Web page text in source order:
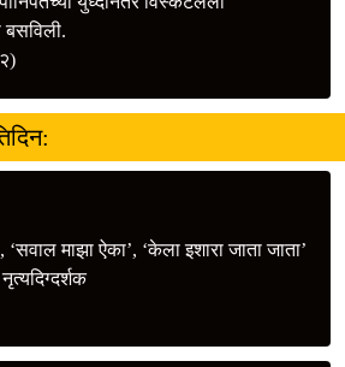
बसविली.
माझा ऐका’, ‘केला इशारा जाता जाता’